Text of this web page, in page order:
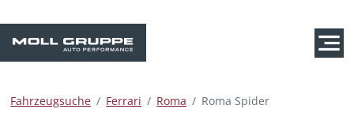
Fahrzeugsuche Ferrari Roma Roma Spider